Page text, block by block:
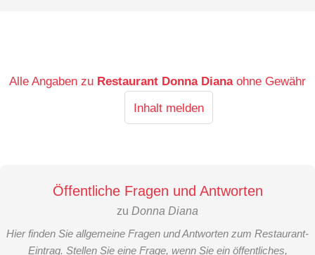
Alle Angaben zu Restaurant Donna Diana ohne Gewähr
Inhalt melden
Öffentliche Fragen und Antworten
zu Donna Diana
Hier finden Sie allgemeine Fragen und Antworten zum Restaurant-
Eintrag. Stellen Sie eine Frage, wenn Sie ein öffentliches,